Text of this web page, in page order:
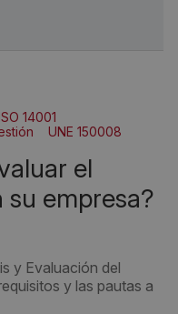
14001
UNE 150008
su empresa?
y Evaluación del
y las pautas a